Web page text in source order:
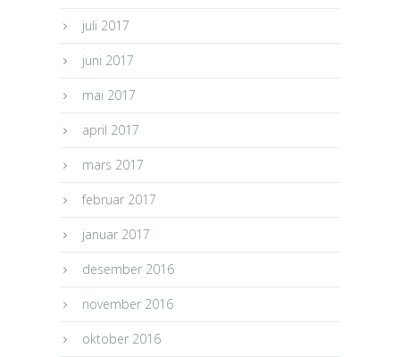
juli 2017
juni 2017
mai 2017
april 2017
mars 2017
februar 2017
januar 2017
desember 2016
november 2016
oktober 2016